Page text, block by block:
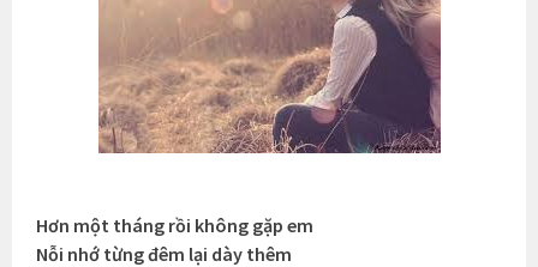
Hơn một tháng rồi không gặp em
Nỗi nhớ từng đêm lại dày thêm